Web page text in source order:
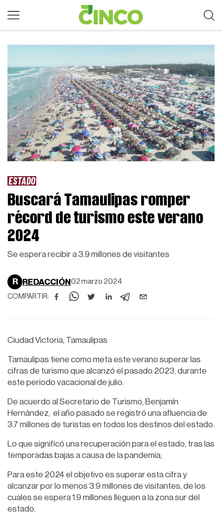
ESTADO
Buscará Tamaulipas romper
récord de turismo este verano
2024
Se espera recibir a 3.9 millones de visitantes
R REDACCIÓN 02 marzo 2024
COMPARTIR:
Ciudad Victoria, Tamaulipas
Tamaulipas tiene como meta este verano superar las
cifras de turismo que alcanzó el pasado 2023, durante
este periodo vacacional de julio.
De acuerdo al Secretario de Turismo, Benjamín
Hernández, el año pasado se registró una afluencia de
3.7 millones de turistas en todos los destinos del estado.
Lo que significó una recuperación para el estado, tras las
temporadas bajas a causa de la pandemia,
Para este 2024 el objetivo es superar esta cifra y
alcanzar por lo menos 3.9 millones de visitantes, de los
cuales se espera 1.9 millones lleguen a la zona sur del
estado.